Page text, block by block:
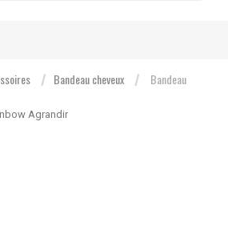
Bandeau cheveux
Bandeau
Agrandir